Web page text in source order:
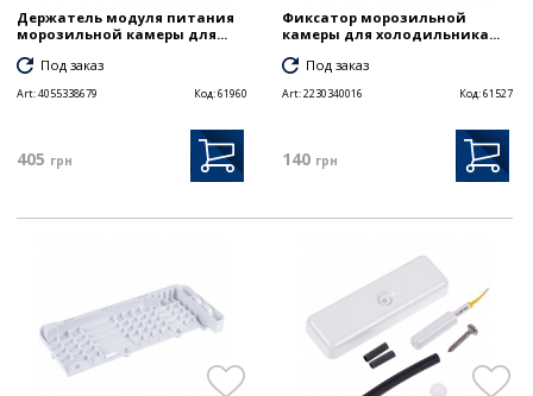
Держатель модуля питания
морозильной камеры для...
Под заказ
Art:4055338679 Код:61960
405 грн
Фиксатор морозильной
камеры для холодильника...
Под заказ
Art:2230340016 Код:61527
140 грн